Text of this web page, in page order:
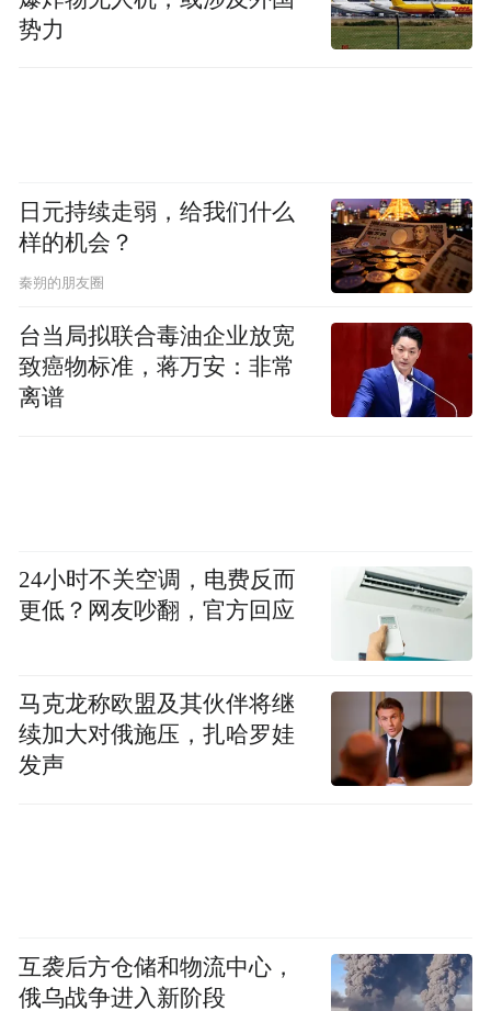
势力
日元持续走弱，给我们什么
样的机会？
秦朔的朋友圈
台当局拟联合毒油企业放宽
致癌物标准，蒋万安：非常
离谱
24小时不关空调，电费反而
更低？网友吵翻，官方回应
马克龙称欧盟及其伙伴将继
续加大对俄施压，扎哈罗娃
发声
互袭后方仓储和物流中心，
俄乌战争进入新阶段